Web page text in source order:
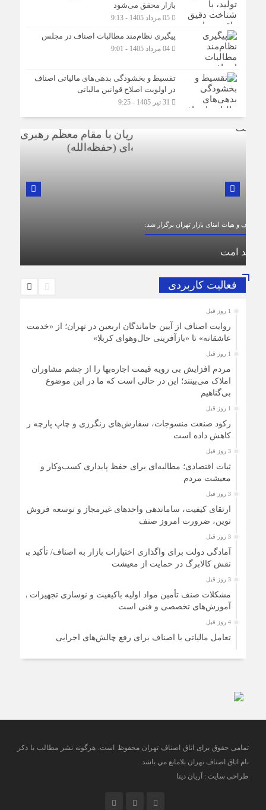
بازار محقق می‌شود
05 مرداد 1405 - 9:13
پیگیری نظام‌مند مطالبات اصناف در مجلس
04 مرداد 1405 - 9:01
تقسیط و بخشودگی بدهی‌های مالیاتی اصناف
در اولویت اصلاح قوانین مالیاتی
در لبیک به تصمیم سرنوشت‌ساز مجلس خبرگان رهبری؛
طرف اصناف و بازاریان با مقام معظّم رهبری،
فعالیت کاربردی
1 روز قبل
روایت اصناف از آیین جاماندگان اربعین در تهران؛ از «خدمت
عاشقانه» تا «بازآفرینی حال‌وهوای کربلا»
1 روز قبل
مردم افزایش بی رویه قیمت اجاره‌بها را از چشم مشاوران
املاک می‌بینند؛ این در حالی است که ما در این موضوع
بی‌گناهیم
1 روز قبل
رکود صنعت منسوجات، سفارش‌های رنگرزی و چاپ پارچه را
کاهش داده است
3 روز قبل
ثبات اقتصادی؛ مطالبه‌ای برای حفظ پایداری کسب‌وکار و
معیشت مردم
3 روز قبل
ارتقای کیفیت، ساماندهی واحدهای غیرمجاز و توسعه فروش
نوین، ضرورت امروز صنف
3 روز قبل
آمادگی دولت برای واگذاری اختیارات بازار به اصناف/ تأکید بر
نقش کالابرگ در حمایت از معیشت
3 روز قبل
مشکلات صنف تأمین مواد اولیه باکیفیت و نوسازی تجهیزات و
آموزش‌های تخصصی و فنی است
4 روز قبل
تعامل مالیاتی با اصناف برای رفع چالش‌های اجرایی
تمامی حقوق برای اتاق اصناف تهران محفوظ است. هرگونه نشر مطالب با ذكر
نام اتاق اصناف تهران بلامانع مي باشد.
طراحی سایت : آریان دیتا